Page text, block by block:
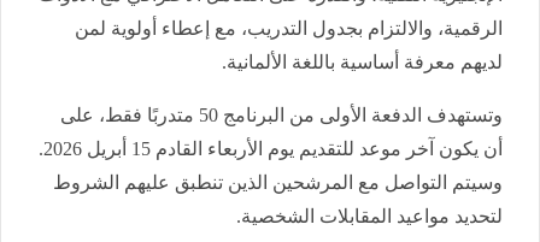
الرقمية، والالتزام بجدول التدريب، مع إعطاء أولوية لمن
لديهم معرفة أساسية باللغة الألمانية.
وتستهدف الدفعة الأولى من البرنامج 50 متدربًا فقط، على
أن يكون آخر موعد للتقديم يوم الأربعاء القادم 15 أبريل 2026.
وسيتم التواصل مع المرشحين الذين تنطبق عليهم الشروط
لتحديد مواعيد المقابلات الشخصية.